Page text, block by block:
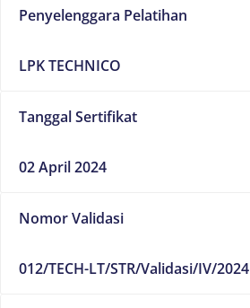
Penyelenggara Pelatihan
LPK TECHNICO
Tanggal Sertifikat
02 April 2024
Nomor Validasi
012/TECH-LT/STR/Validasi/IV/2024